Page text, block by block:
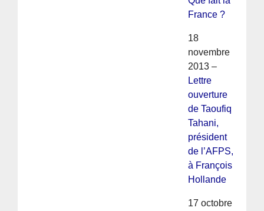
France ?
18
novembre
2013 –
Lettre
ouverture
de Taoufiq
Tahani,
président
de l’AFPS,
à François
Hollande
17 octobre